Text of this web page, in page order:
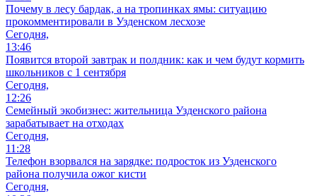
Почему в лесу бардак, а на тропинках ямы: ситуацию
прокомментировали в Узденском лесхозе
Сегодня,
13:46
Появится второй завтрак и полдник: как и чем будут кормить
школьников с 1 сентября
Сегодня,
12:26
Семейный экобизнес: жительница Узденского района
зарабатывает на отходах
Сегодня,
11:28
Телефон взорвался на зарядке: подросток из Узденского
района получила ожог кисти
Сегодня,